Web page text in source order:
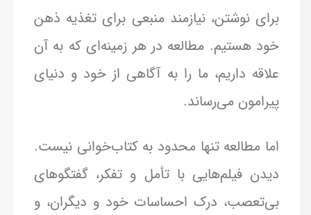
برای نوشتن، نیازمند منبعی برای تغذیه ذهن
خود هستیم. مطالعه در هر زمینه‌ای که به آن
علاقه داریم، ما را به آگاهی از خود و دنیای
پیرامون می‌رساند.
اما مطالعه تنها محدود به کتاب‌خوانی نیست.
دیدن فیلم‌هایی با تأمل و تفکر، گفتگوهای
بی‌تعصب، درک احساسات خود و دیگران، و